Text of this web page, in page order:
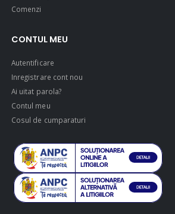
Comenzi
CONTUL MEU
Autentificare
Inregistrare cont nou
Ai uitat parola?
Contul meu
Cosul de cumparaturi